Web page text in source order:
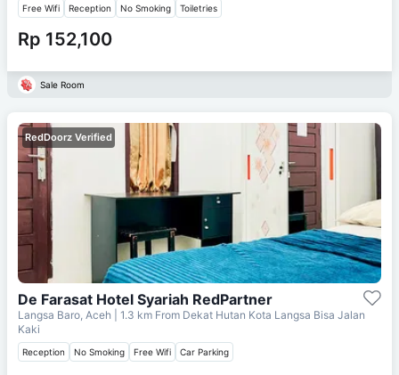
Free Wifi Reception No Smoking Toiletries
Rp 152,100
Sale Room
RedDoorz Verified
De Farasat Hotel Syariah RedPartner
Langsa Baro, Aceh | 1.3 km From Dekat Hutan Kota Langsa Bisa Jalan
Kaki
Reception No Smoking Free Wifi Car Parking